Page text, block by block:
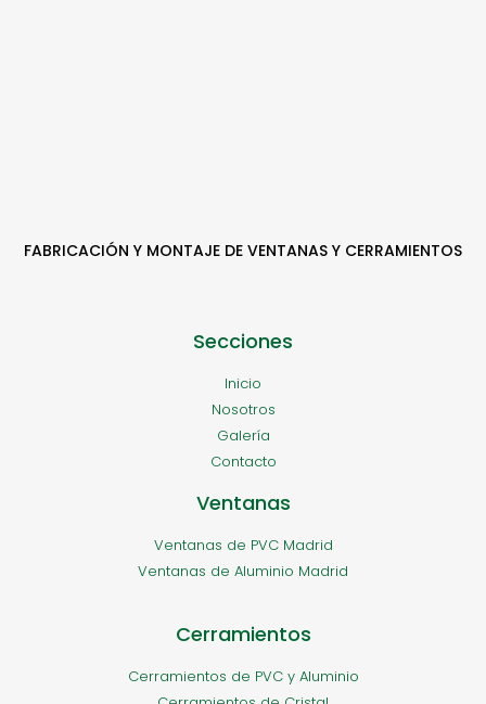
FABRICACIÓN Y MONTAJE DE VENTANAS Y CERRAMIENTOS
Secciones
Inicio
Nosotros
Galería
Contacto
Ventanas
Ventanas de PVC Madrid
Ventanas de Aluminio Madrid
Cerramientos
Cerramientos de PVC y Aluminio